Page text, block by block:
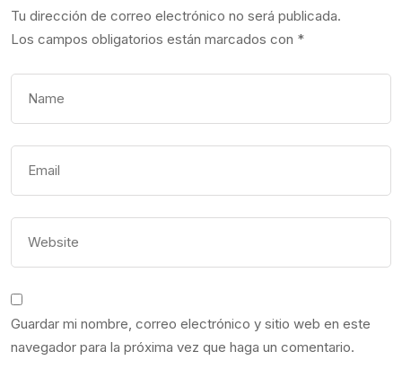
Tu dirección de correo electrónico no será publicada.
Los campos obligatorios están marcados con *
Guardar mi nombre, correo electrónico y sitio web en este
navegador para la próxima vez que haga un comentario.